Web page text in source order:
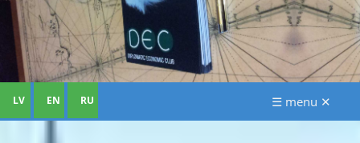
LV EN RU ☰ menu ✕